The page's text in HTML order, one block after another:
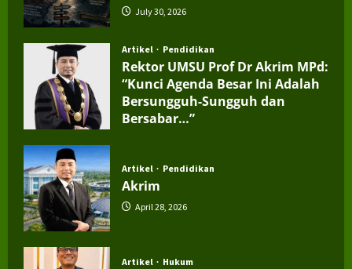
July 30, 2026
Artikel Pendidikan
Rektor UMSU Prof Dr Akrim MPd:
“Kunci Agenda Besar Ini Adalah
Bersungguh-Sungguh dan
Bersabar…”
Artikel Pendidikan
Akrim
April 28, 2026
Artikel Hukum